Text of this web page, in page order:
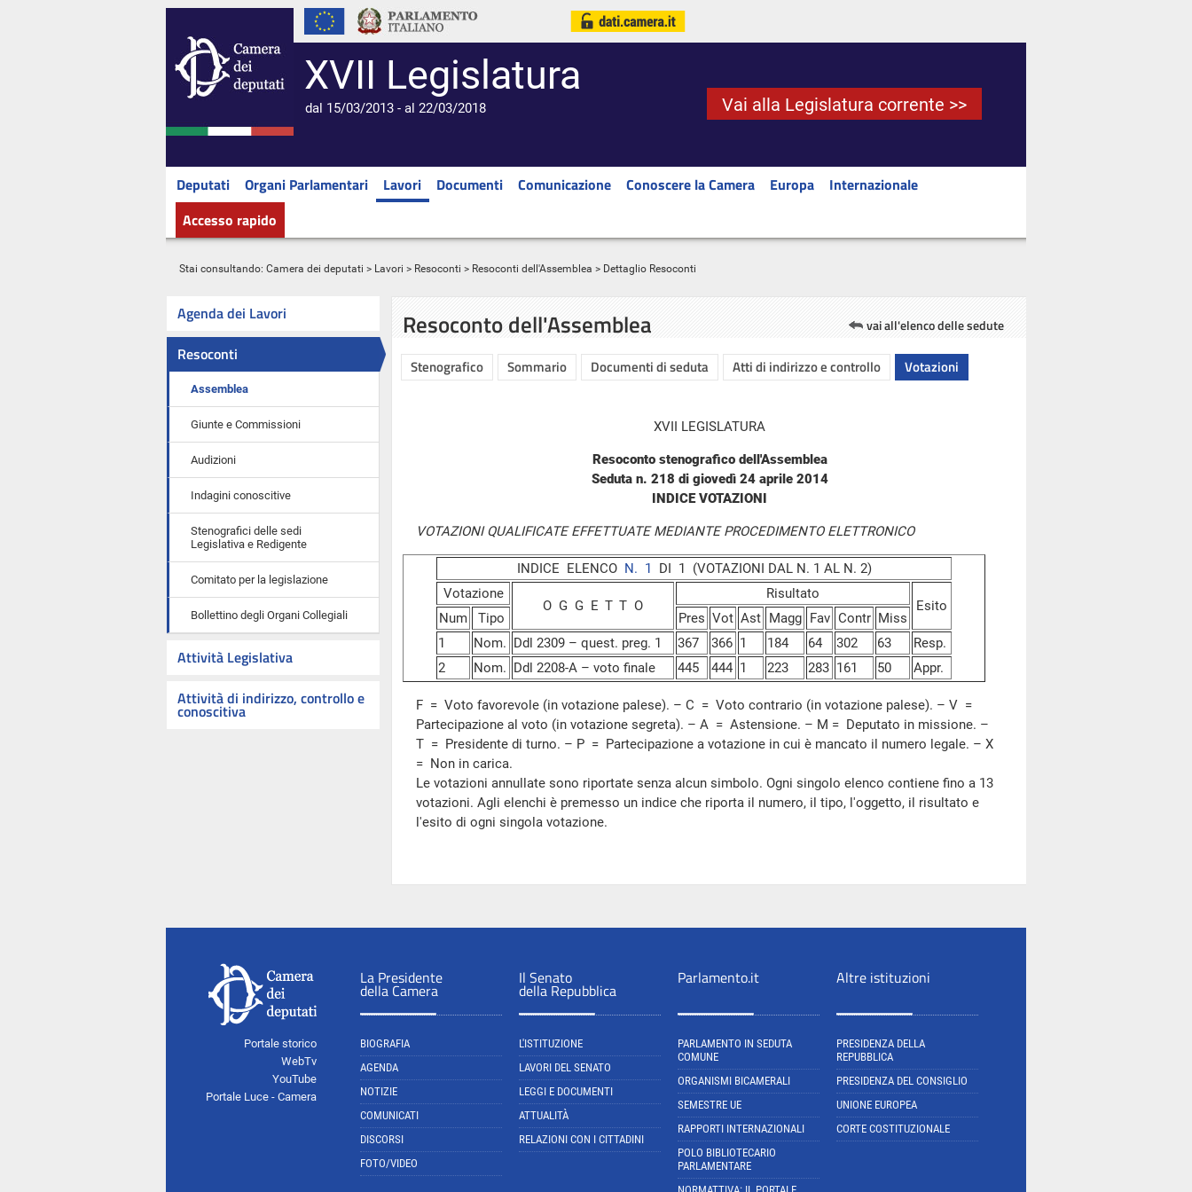
XVII Legislatura
dal 15/03/2013 - al 22/03/2018 Vai alla Legislatura corrente >>
Deputati Organi Parlamentari Lavori Documenti Comunicazione Conoscere la Camera Europa
Internazionale
Accesso rapido
Stai consultando: Camera dei deputati > Lavori > Resoconti > Resoconti dell'Assemblea > Dettaglio Resoconti
Agenda dei Lavori
Resoconti
Assemblea
Giunte e Commissioni
Audizioni
Indagini conoscitive
Stenografici delle sedi
Legislativa e Redigente
Comitato per la legislazione
Bollettino degli Organi Collegiali
Attività Legislativa
Attività di indirizzo, controllo e
conoscitiva
Resoconto dell'Assemblea vai all'elenco delle sedute
Stenografico Sommario Documenti di seduta Atti di indirizzo e controllo Votazioni
XVII LEGISLATURA
Resoconto stenografico dell'Assemblea
Seduta n. 218 di giovedì 24 aprile 2014
INDICE VOTAZIONI
VOTAZIONI QUALIFICATE EFFETTUATE MEDIANTE PROCEDIMENTO ELETTRONICO
INDICE ELENCO N. 1 DI 1 (VOTAZIONI DAL N. 1 AL N. 2)
Votazione
O G G E T T O
Risultato
Esito
Num Tipo Pres Vot Ast Magg Fav Contr Miss
1
Nom. Ddl 2309 – quest. preg. 1 367 366 1 184 64 302 63
Resp.
2
Nom. Ddl 2208-A – voto finale 445 444 1 223 283 161 50 Appr.
F = Voto favorevole (in votazione palese). – C = Voto contrario (in votazione palese). – V =
Partecipazione al voto (in votazione segreta). – A = Astensione. – M = Deputato in missione. –
T = Presidente di turno. – P = Partecipazione a votazione in cui è mancato il numero legale. – X
= Non in carica.
Le votazioni annullate sono riportate senza alcun simbolo. Ogni singolo elenco contiene fino a 13
votazioni. Agli elenchi è premesso un indice che riporta il numero, il tipo, l'oggetto, il risultato e
l'esito di ogni singola votazione.
Portale storico
WebTv
YouTube
Portale Luce - Camera
La Presidente
della Camera
BIOGRAFIA
AGENDA
NOTIZIE
COMUNICATI
DISCORSI
FOTO/VIDEO
Il Senato
della Repubblica
L'ISTITUZIONE
LAVORI DEL SENATO
LEGGI E DOCUMENTI
ATTUALITÀ
RELAZIONI CON I CITTADINI
Parlamento.it
PARLAMENTO IN SEDUTA
COMUNE
ORGANISMI BICAMERALI
SEMESTRE UE
RAPPORTI INTERNAZIONALI
POLO BIBLIOTECARIO
PARLAMENTARE
Altre istituzioni
PRESIDENZA DELLA
REPUBBLICA
PRESIDENZA DEL CONSIGLIO
UNIONE EUROPEA
CORTE COSTITUZIONALE